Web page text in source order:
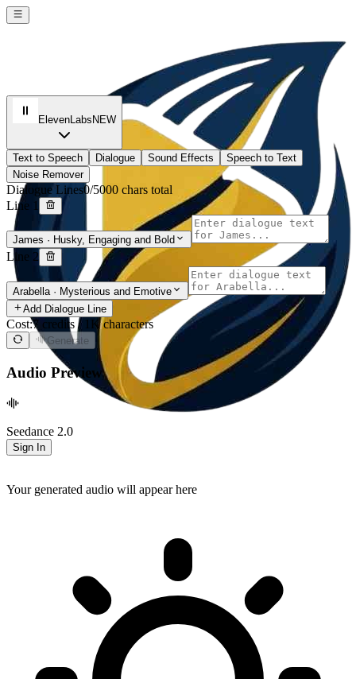
Seedance 2.0
Sign In
ElevenLabs NEW
Text to Speech Dialogue Sound Effects
Speech to Text
Noise Remover
Dialogue Lines0/5000 chars total
Line 1
James · Husky, Engaging and Bold
Line 2
Arabella · Mysterious and Emotive
Add Dialogue Line
Cost:7 credits / 1K characters
Generate
Audio Preview
Your generated audio will appear here